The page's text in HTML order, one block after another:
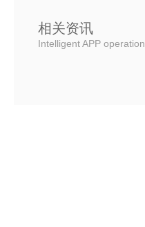
相关资讯
Intelligent APP operation